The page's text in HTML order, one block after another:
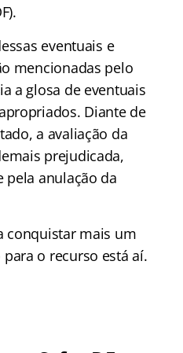
eventuais e
mencionadas pelo
a glosa de eventuais
Diante de
a avaliação da
prejudicada,
pela anulação da
conquistar mais um
o recurso está aí.